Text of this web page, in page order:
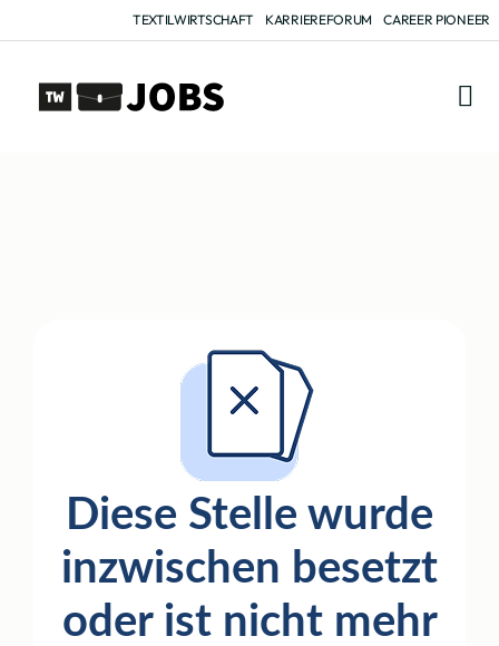
TEXTILWIRTSCHAFT KARRIEREFORUM CAREER PIONEER
Diese Stelle wurde
inzwischen besetzt
oder ist nicht mehr